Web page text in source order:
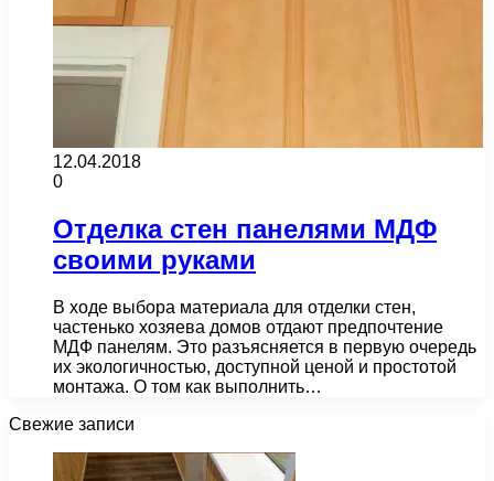
12.04.2018
0
Отделка стен панелями МДФ
своими руками
В ходе выбора материала для отделки стен,
частенько хозяева домов отдают предпочтение
МДФ панелям. Это разъясняется в первую очередь
их экологичностью, доступной ценой и простотой
монтажа. О том как выполнить…
Свежие записи